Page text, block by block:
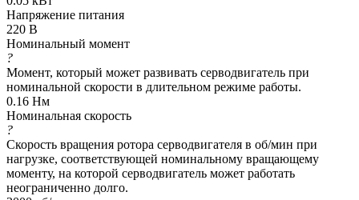
Напряжение питания
220 В
Номинальный момент
?
Момент, который может развивать серводвигатель при
номинальной скорости в длительном режиме работы.
0.16 Нм
Номинальная скорость
?
Скорость вращения ротора серводвигателя в об/мин при
нагрузке, соответствующей номинальному вращающему
моменту, на которой серводвигатель может работать
неограниченно долго.